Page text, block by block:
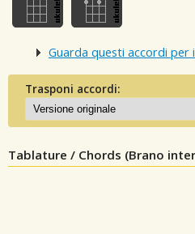
Guarda questi accordi per
Trasponi accordi:
Tablature / Chords (Brano